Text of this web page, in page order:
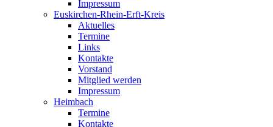
Impressum
Euskirchen-Rhein-Erft-Kreis
Aktuelles
Termine
Links
Kontakte
Vorstand
Mitglied werden
Impressum
Heimbach
Termine
Kontakte